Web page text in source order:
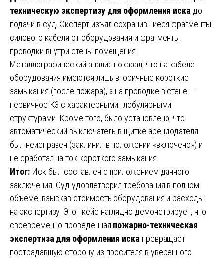
техническую экспертизу для оформления иска до
подачи в суд. Эксперт изъял сохранившиеся фрагменты
силового кабеля от оборудования и фрагменты
проводки внутри стены помещения.
Металлографический анализ показал, что на кабеле
оборудования имеются лишь вторичные короткие
замыкания (после пожара), а на проводке в стене —
первичное КЗ с характерными глобулярными
структурами. Кроме того, было установлено, что
автоматический выключатель в щитке арендодателя
был неисправен (заклинил в положении «включено») и
не сработал на ток короткого замыкания.
Итог: Иск был составлен с приложением данного
заключения. Суд удовлетворил требования в полном
объеме, взыскав стоимость оборудования и расходы
на экспертизу. Этот кейс наглядно демонстрирует, что
своевременно проведенная пожарно-техническая
экспертиза для оформления иска превращает
пострадавшую сторону из просителя в уверенного